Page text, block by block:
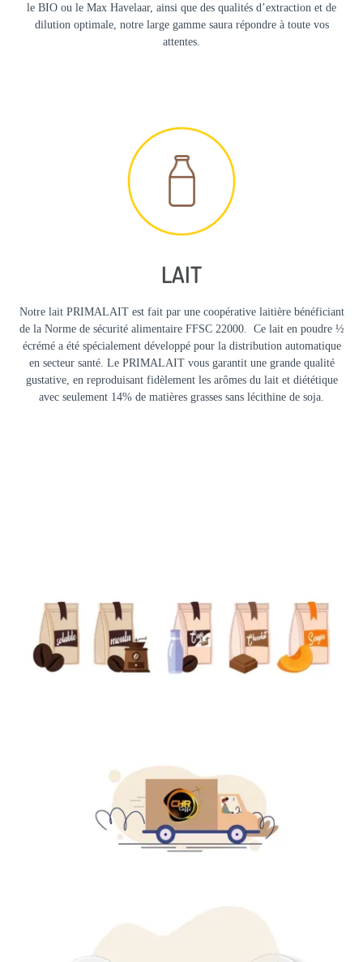
le BIO ou le Max Havelaar, ainsi que des qualités d’extraction et de
dilution optimale, notre large gamme saura répondre à toute vos
attentes.
LAIT
Notre lait PRIMALAIT est fait par une coopérative laitière bénéficiant
de la Norme de sécurité alimentaire FFSC 22000. Ce lait en poudre ½
écrémé a été spécialement développé pour la distribution automatique
en secteur santé. Le PRIMALAIT vous garantit une grande qualité
gustative, en reproduisant fidèlement les arômes du lait et diététique
avec seulement 14% de matières grasses sans lécithine de soja.